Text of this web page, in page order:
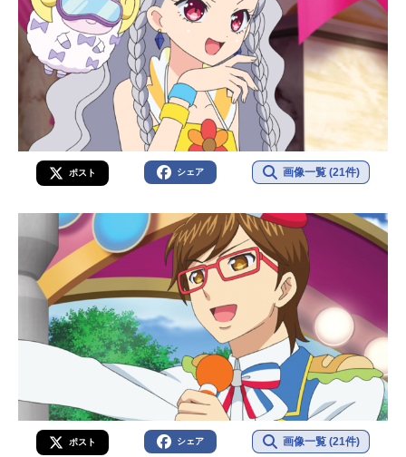
ポスト シェア 画像一覧 (21件)
ポスト シェア 画像一覧 (21件)